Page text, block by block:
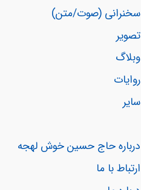
سخنرانی (صوت/متن)
تصویر
وبلاگ
روایات
سایر
درباره حاج حسین خوش لهجه
ارتباط با ما